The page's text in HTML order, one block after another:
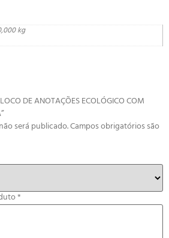
kg
DE ANOTAÇÕES ECOLÓGICO COM
será publicado.Campos obrigatórios são
*